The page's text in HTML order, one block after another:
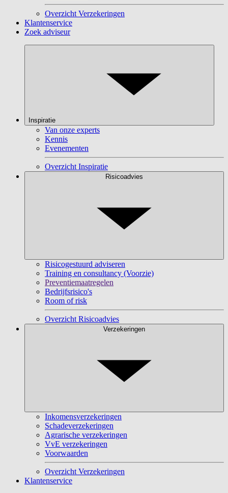
Overzicht Verzekeringen
Klantenservice
Zoek adviseur
Inspiratie
Van onze experts
Kennis
Evenementen
Overzicht Inspiratie
Risicoadvies
Risicogestuurd adviseren
Training en consultancy (Voorzie)
Preventiemaatregelen
Bedrijfsrisico's
Room of risk
Overzicht Risicoadvies
Verzekeringen
Inkomensverzekeringen
Schadeverzekeringen
Agrarische verzekeringen
VvE verzekeringen
Voorwaarden
Overzicht Verzekeringen
Klantenservice